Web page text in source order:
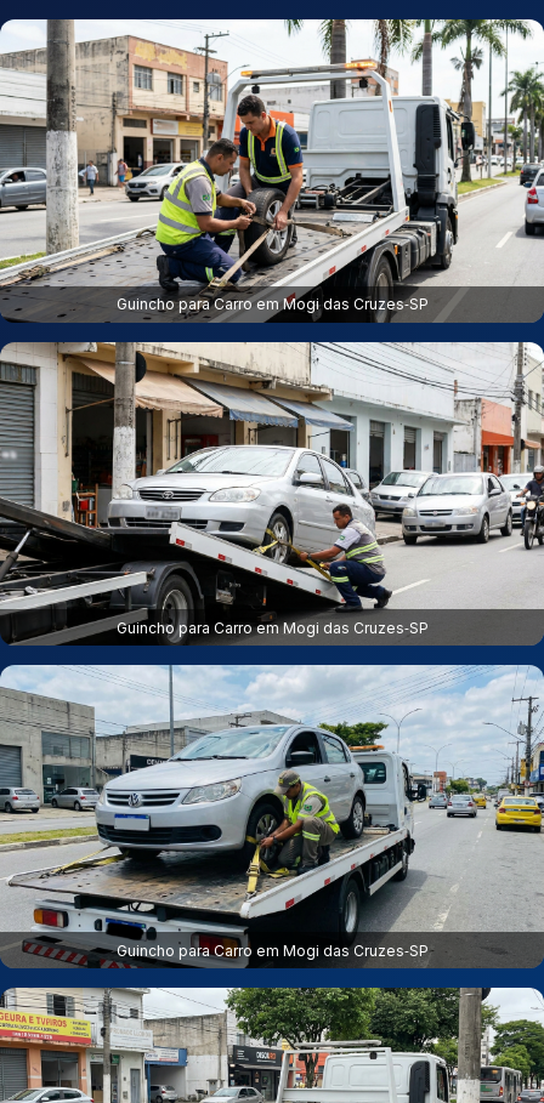
Guincho para Carro em Mogi das Cruzes‑SP
Guincho para Carro em Mogi das Cruzes‑SP
Guincho para Carro em Mogi das Cruzes‑SP